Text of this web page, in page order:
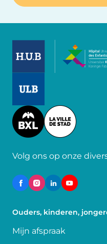
Image
Volg ons op onze
Ouders, kinderen,
Mijn afspraak